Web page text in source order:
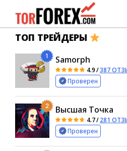
ТОП ТРЕЙДЕРЫ
1 Samorph
4.9/387
Проверен
2 Высшая Точка
4.7/281
Проверен